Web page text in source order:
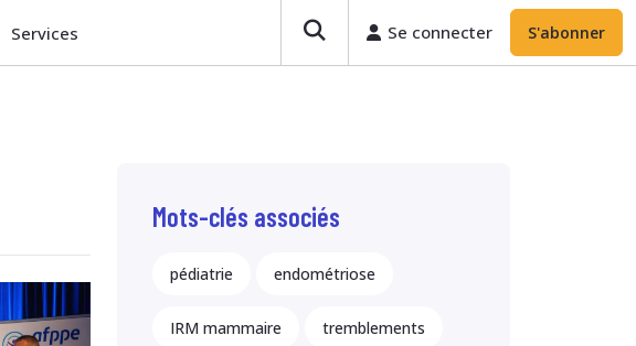
Services Se connecter S'abonner
Mots-clés associés
pédiatrie endométriose
IRM mammaire tremblements